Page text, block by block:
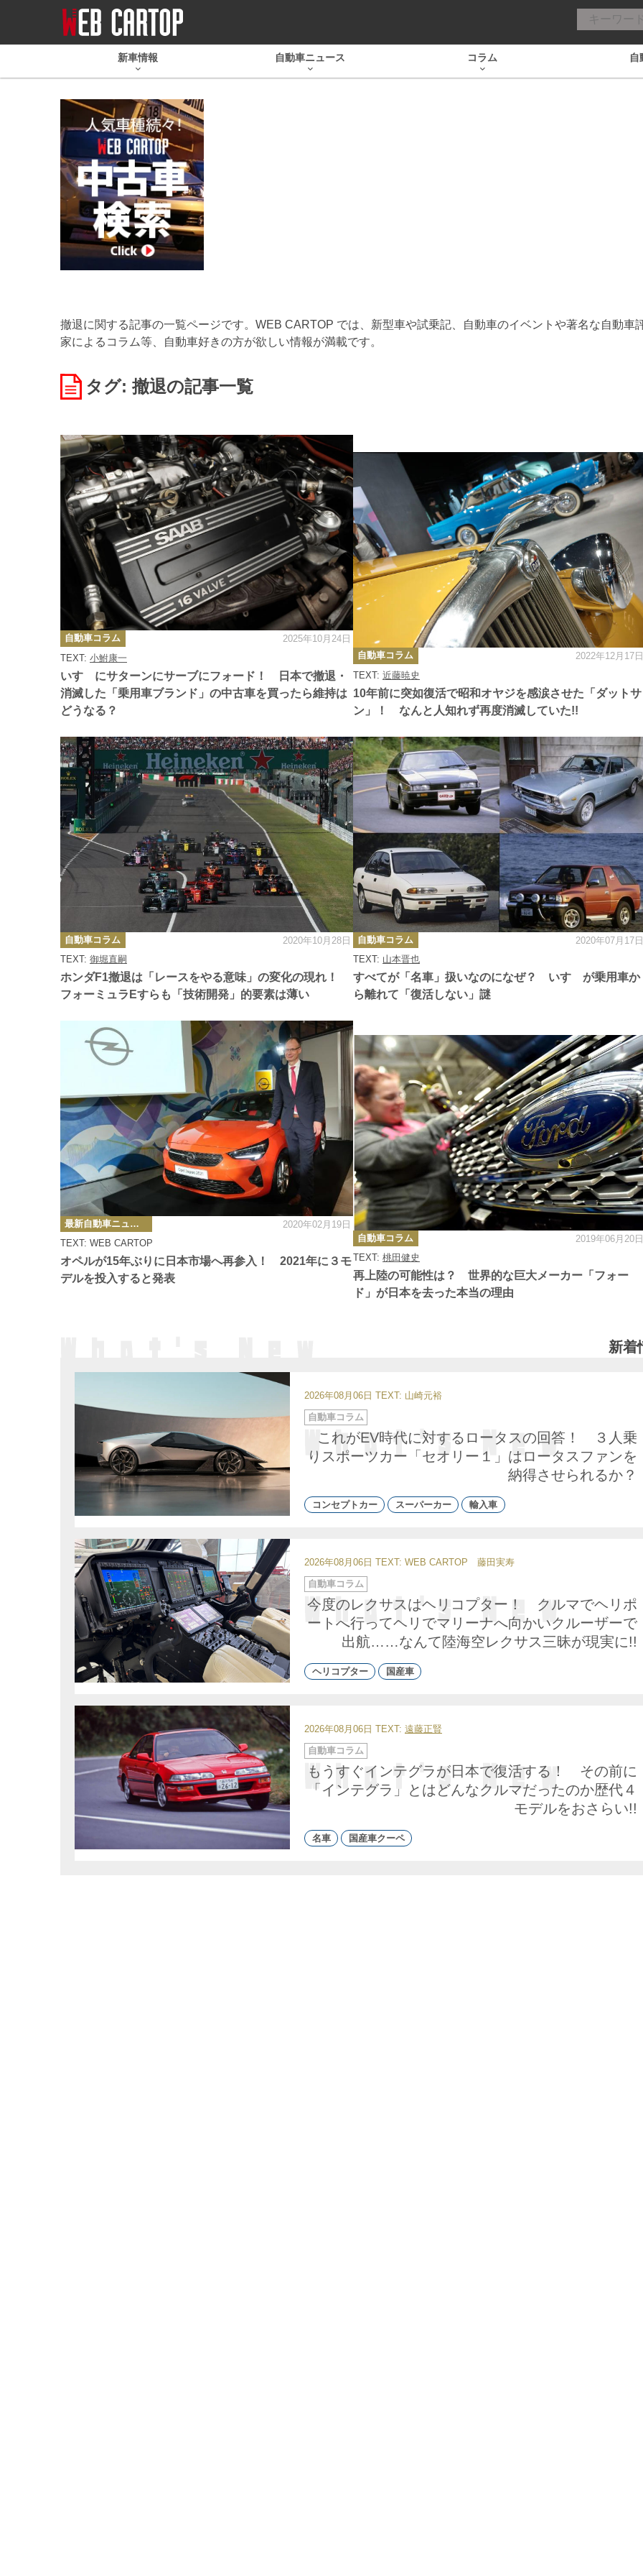
新車情報 自動車ニュース コラム 自
撤退に関する記事の一覧ページです。WEB CARTOP では、新型車や試乗記、自動車のイベントや著名な自動車
家によるコラム等、自動車好きの方が欲しい情報が満載です。
タグ: 撤退の記事一覧
いすゞにサターンにサーブにフォード！ 日本で撤退・
消滅した「乗用車ブランド」の中古車を買ったら維持は
どうなる？
TEXT: 小鮒康一
カ
テ
ゴ
リ
自動車コラム 2025年10月24日
10年前に突如復活で昭和オヤジを感涙させた「ダットサ
ン」！ なんと人知れず再度消滅していた!!
TEXT: 近藤暁史
カ
テ
ゴ
リ
ー
自動車コラム 2022年12月17日
ホンダF1撤退は「レースをやる意味」の変化の現れ！
フォーミュラEすらも「技術開発」的要素は薄い
TEXT: 御堀直嗣
カ
テ
ゴ
リ
ー
自動車コラム 2020年10月28日
すべてが「名車」扱いなのになぜ？ いすゞが乗用車か
ら離れて「復活しない」謎
TEXT: 山本晋也
カ
テ
ゴ
リ
ー
自動車コラム 2020年07月17日
オペルが15年ぶりに日本市場へ再参入！ 2021年に３モ
デルを投入すると発表
TEXT: WEB CARTOP
カ
テ
ゴ
リ
ー
最新自動車ニュース 2020年02月19日
再上陸の可能性は？ 世界的な巨大メーカー「フォー
ド」が日本を去った本当の理由
TEXT: 桃田健史
カ
テ
ゴ
リ
ー
自動車コラム 2019年06月20日
新着
2026年08月06日 TEXT: 山崎元裕
これがEV時代に対するロータスの回答！ ３人乗
りスポーツカー「セオリー１」はロータスファンを
納得させられるか？
カ
テ
自動車コラム
コンセプトカー スーパーカー 輸入車
2026年08月06日 TEXT: WEB CARTOP 藤田実寿
今度のレクサスはヘリコプター！ クルマでヘリポ
ートへ行ってヘリでマリーナへ向かいクルーザーで
出航……なんて陸海空レクサス三昧が現実に!!
カ
テ
ゴ
リ
自動車コラム
ヘリコプター 国産車
2026年08月06日 TEXT: 遠藤正賢
もうすぐインテグラが日本で復活する！ その前に
「インテグラ」とはどんなクルマだったのか歴代４
モデルをおさらい!!
カ
テ
ゴ
リ
ー
自動車コラム
名車 国産車クーペ